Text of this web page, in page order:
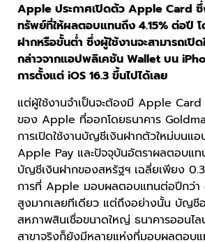
Apple ประกาศเปิดตัว Apple Card
ทรัพย์ที่ให้ผลตอบแทนถึง 4.15% ต่อปี โ
ฝากหรือขั้นต่ำ ซึ่งผู้ใช้งานจะสามารถเ
กล่าวจากแอปพลิเคชัน Wallet บน
การตั้งแต่ iOS 16.3 ขึ้นไปได้เลย
แต่ผู้ใช้งานจำเป็นจะต้องมี Apple
ของ Apple ที่ออกโดยธนาคาร
การเปิดใช้งานบัญชีเงินฝากตัวใหม่บนแ
Apple Pay และปัจจุบันอัตราผลตอบแ
บัญชีเงินฝากของสหรัฐฯ เฉลี่ยเพียง
การที่ Apple มอบผลตอบแทนต่อปีกว่า
สูงมากเลยทีเดียว แต่ถึงอย่างนั้น บัญ
สหภาพสินเชื่อขนาดใหญ่ ธนาคารออนไล
สาขาจริงก็ยังมีหลายแห่งที่มอบผลตอบ